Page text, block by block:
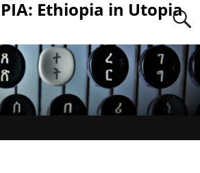
Ethiopia in Utopia